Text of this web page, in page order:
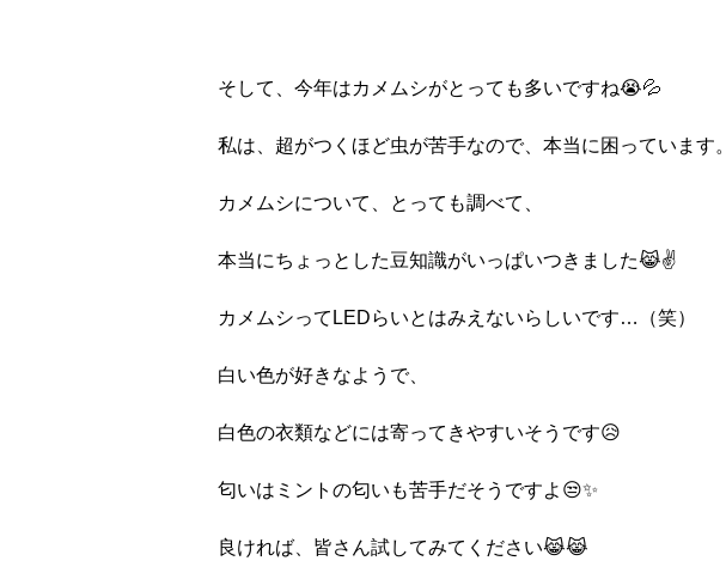
そして、今年はカメムシがとっても多いですね😭💦
私は、超がつくほど虫が苦手なので、本当に困っています。
カメムシについて、とっても調べて、
本当にちょっとした豆知識がいっぱいつきました😹✌️
カメムシってLEDらいとはみえないらしいです…（笑）
白い色が好きなようで、
白色の衣類などには寄ってきやすいそうです😥
匂いはミントの匂いも苦手だそうですよ😒✨
良ければ、皆さん試してみてください😹😹